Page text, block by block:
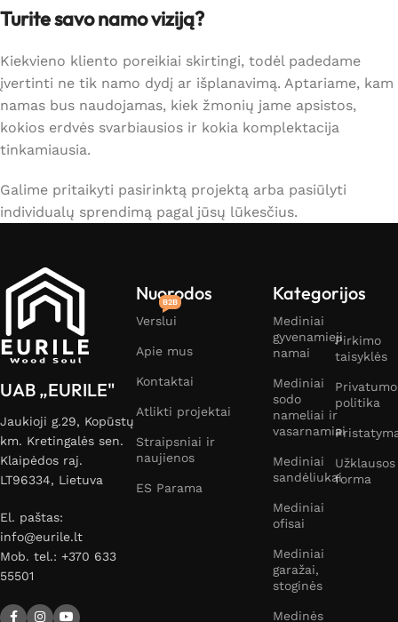
Turite savo namo viziją?
Kiekvieno kliento poreikiai skirtingi, todėl padedame
įvertinti ne tik namo dydį ar išplanavimą. Aptariame, kam
namas bus naudojamas, kiek žmonių jame apsistos,
kokios erdvės svarbiausios ir kokia komplektacija
tinkamiausia.
Galime pritaikyti pasirinktą projektą arba pasiūlyti
individualų sprendimą pagal jūsų lūkesčius.
UAB „EURILE"
Jaukioji g.29, Kopūstų
km. Kretingalės sen.
Klaipėdos raj.
LT96334, Lietuva
El. paštas:
info@eurile.lt
Mob. tel.: +370 633
55501
Nuorodos
Verslui
B2B
Apie mus
Kontaktai
Atlikti projektai
Straipsniai ir
naujienos
ES Parama
Kategorijos
Mediniai
gyvenamieji
namai
Mediniai
sodo
nameliai ir
vasarnamiai
Mediniai
sandėliukai
Mediniai
ofisai
Mediniai
garažai,
stoginės
Medinės
Pirkimo
taisyklės
Privatumo
politika
Užklausos
forma